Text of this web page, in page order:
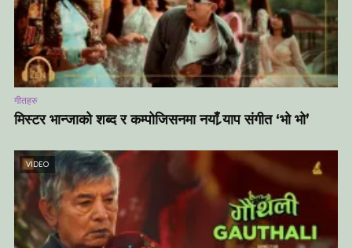
गीतहरु
मिस्टर भान्जाको शब्द र कम्पोजिसनमा नयाँ र्‍याप संगीत ‘भो भो’
VIDEO